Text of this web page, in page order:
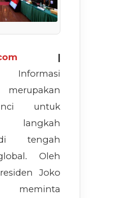
|
– Informasi
untuk
langkah
tengah
Oleh
Joko